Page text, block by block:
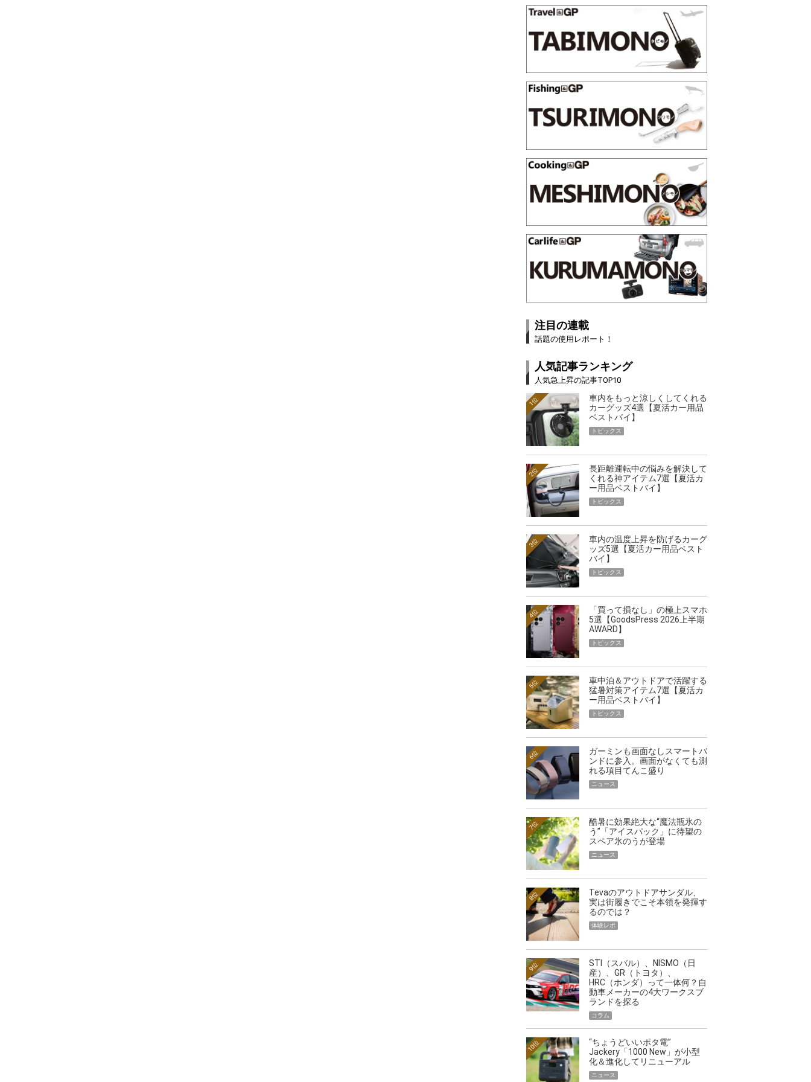
注目の連載
話題の使用レポート！
人気記事ランキング
人気急上昇の記事TOP10
車内をもっと涼しくしてくれる
カーグッズ4選【夏活カー用品
ベストバイ】
1位
トピックス
長距離運転中の悩みを解決して
くれる神アイテム7選【夏活カ
ー用品ベストバイ】
2位
トピックス
車内の温度上昇を防げるカーグ
ッズ5選【夏活カー用品ベスト
バイ】
3位
トピックス
「買って損なし」の極上スマホ
5選【GoodsPress 2026上半期
AWARD】
4位
トピックス
車中泊＆アウトドアで活躍する
猛暑対策アイテム7選【夏活カ
ー用品ベストバイ】
5位
トピックス
ガーミンも画面なしスマートバ
ンドに参入。画面がなくても測
れる項目てんこ盛り
6位
ニュース
酷暑に効果絶大な“魔法瓶氷の
う”「アイスパック」に待望の
スペア氷のうが登場
7位
ニュース
Tevaのアウトドアサンダル、
実は街履きでこそ本領を発揮す
るのでは？
8位
体験レポ
STI（スバル）、NISMO（日
産）、GR（トヨタ）、
HRC（ホンダ）って一体何？自
動車メーカーの4大ワークスブ
ランドを探る
9位
コラム
“ちょうどいいポタ電”
Jackery「1000 New」が小型
化＆進化してリニューアル
10位
ニュース